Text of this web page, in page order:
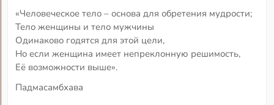
«Человеческое тело – основа для обретения мудрости;
Тело женщины и тело мужчины
Одинаково годятся для этой цели,
Но если женщина имеет непреклонную решимость,
Её возможности выше».
Падмасамбхава